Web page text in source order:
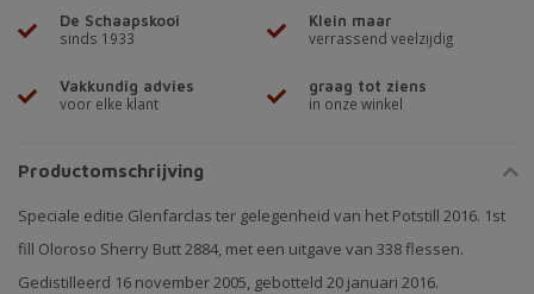
De Schaapskooi
sinds 1933
Klein maar
verrassend veelzijdig
Vakkundig advies
voor elke klant
graag tot ziens
in onze winkel
Productomschrijving
Speciale editie Glenfarclas ter gelegenheid van het Potstill 2016. 1st
fill Oloroso Sherry Butt 2884, met een uitgave van 338 flessen.
Gedistilleerd 16 november 2005, gebotteld 20 januari 2016.